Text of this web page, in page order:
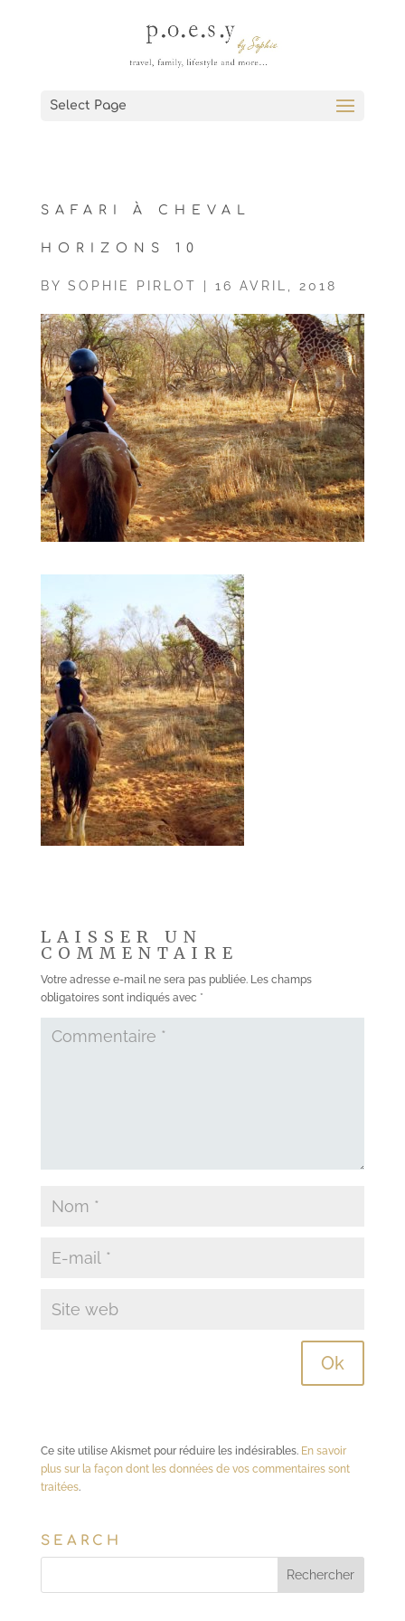
Select Page
SAFARI À CHEVAL
HORIZONS 10
BY SOPHIE PIRLOT 16 AVRIL, 2018
LAISSER UN
COMMENTAIRE
Votre adresse e-mail ne sera pas publiée. Les champs
obligatoires sont indiqués avec *
Ce site utilise Akismet pour réduire les indésirables. En savoir
plus sur la façon dont les données de vos commentaires sont
traitées.
SEARCH